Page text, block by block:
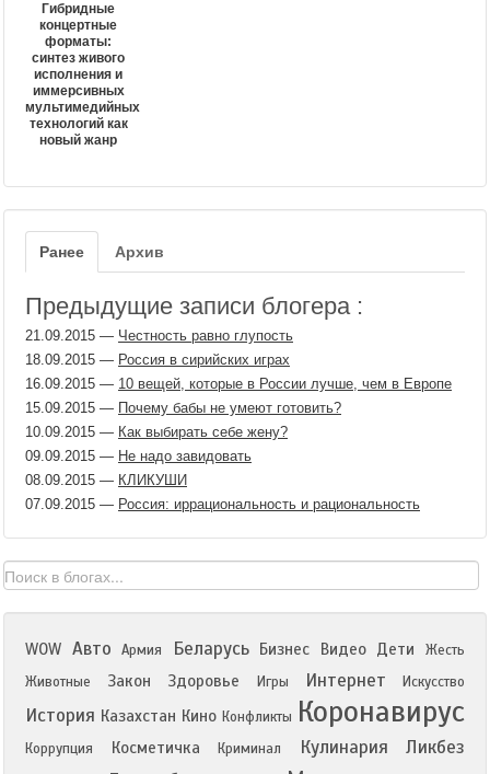
Гибридные
концертные
форматы:
синтез живого
исполнения и
иммерсивных
мультимедийных
технологий как
новый жанр
Ранее Архив
Предыдущие записи блогера :
21.09.2015 — Честность равно глупость
18.09.2015 — Россия в сирийских играх
16.09.2015 — 10 вещей, которые в России лучше, чем в Европе
15.09.2015 — Почему бабы не умеют готовить?
10.09.2015 — Как выбирать себе жену?
09.09.2015 — Не надо завидовать
08.09.2015 — КЛИКУШИ
07.09.2015 — Россия: иррациональность и рациональность
WOW Авто Армия Беларусь Бизнес Видео Дети
Жесть
Животные
Закон Здоровье Игры Интернет Искусство
История Казахстан Кино Конфликты Коронавирус
Коррупция Косметичка Криминал Кулинария Ликбез